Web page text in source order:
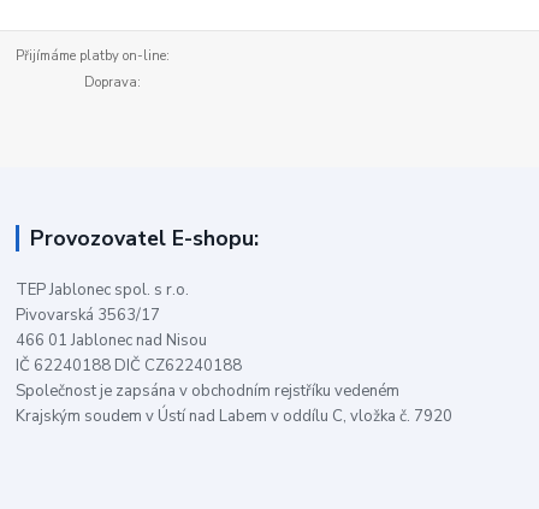
Přijímáme platby on-line:
Doprava:
Provozovatel E-shopu:
TEP Jablonec spol. s r.o.
Pivovarská 3563/17
466 01 Jablonec nad Nisou
IČ 62240188 DIČ CZ62240188
Společnost je zapsána v obchodním rejstříku vedeném
Krajským soudem v Ústí nad Labem v oddílu C, vložka č. 7920